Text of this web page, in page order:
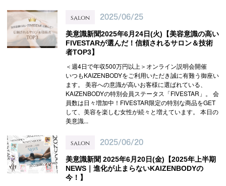
salon 2025/06/25
美意識新聞2025年6月24日(火)【美容意識の高い
FIVESTARが選んだ！信頼されるサロン＆技術
者TOP3】
＜週4日で年収500万円以上＞オンライン説明会開催
いつもKAIZENBODYをご利用いただき誠に有難う御座い
ます。 美容への意識が高いお客様に選ばれている、
KAIZENBODYの特別会員ステータス「FIVESTAR」。 会
員数は日々増加中！FIVESTAR限定の特別な商品をGET
して、美容を楽しむ女性が続々と増えています。 本日の
美意識...
salon 2025/06/20
美意識新聞 2025年6月20日(金)【2025年上半期
NEWS｜進化が止まらないKAIZENBODYの
今！】